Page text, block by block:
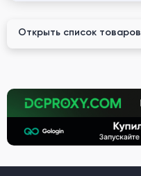
Открыть список товаров